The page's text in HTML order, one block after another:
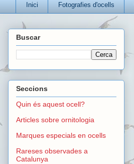
Inici Fotografies d'ocells
Buscar
Seccions
Quin és aquest ocell?
Articles sobre ornitologia
Marques especials en ocells
Rareses observades a
Catalunya